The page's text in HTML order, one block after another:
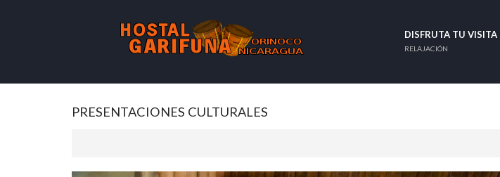
DISFRUTA TU VISITA
RELAJACIÓN
PRESENTACIONES CULTURALES